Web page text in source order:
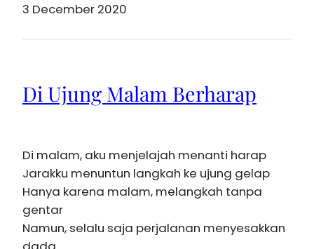
3 December 2020
Di Ujung Malam Berharap
Di malam, aku menjelajah menanti harap
Jarakku menuntun langkah ke ujung gelap
Hanya karena malam, melangkah tanpa
gentar
Namun, selalu saja perjalanan menyesakkan